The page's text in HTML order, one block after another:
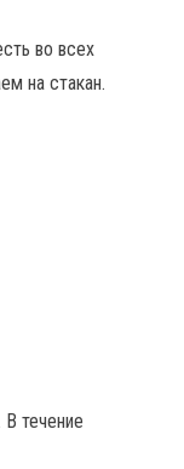
во всех
на стакан.
течение